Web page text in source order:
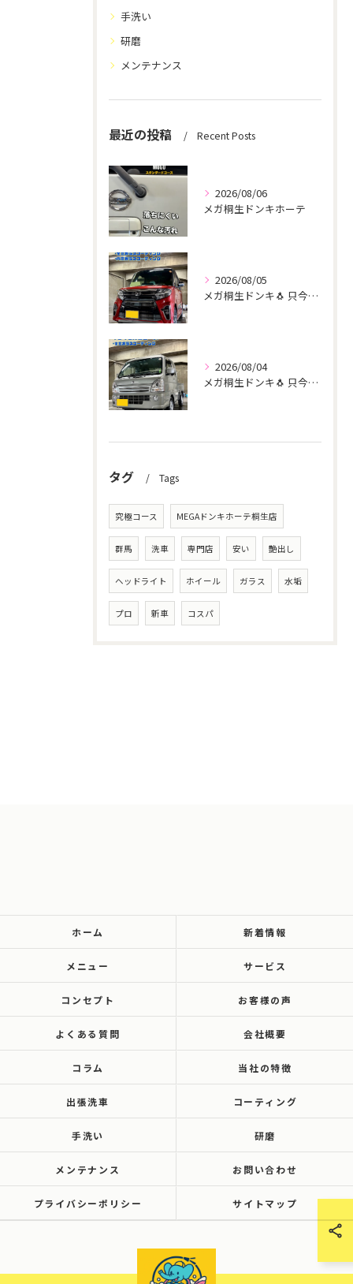
手洗い
研磨
メンテナンス
最近の投稿 Recent Posts
2026/08/06
メガ桐生ドンキホーテ
2026/08/05
メガ桐生ドンキ🐧 只今イベント出店中🎶 タント リピーター様...
2026/08/04
メガ桐生ドンキ🐧 只今イベント出店中🎶 スーパーキャリー リ...
タグ Tags
究極コース MEGAドンキホーテ桐生店
群馬 洗車 専門店 安い 艶出し
ヘッドライト ホイール ガラス 水垢
プロ 新車 コスパ
ホーム 新着情報
メニュー サービス
コンセプト お客様の声
よくある質問 会社概要
コラム 当社の特徴
出張洗車 コーティング
手洗い 研磨
メンテナンス お問い合わせ
プライバシーポリシー サイトマップ